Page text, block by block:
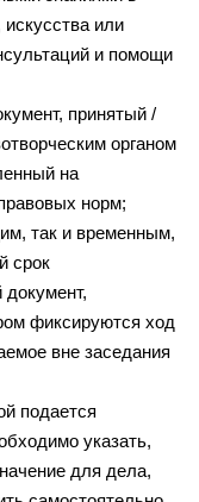
или
и помощи
принятый /
органом
на
норм;
так и временным,
срок
фиксируются ход
вне заседания
подается
указать,
для дела,